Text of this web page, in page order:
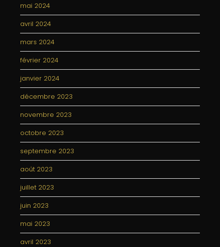
mai 2024
avril 2024
mars 2024
février 2024
janvier 2024
décembre 2023
novembre 2023
octobre 2023
septembre 2023
août 2023
juillet 2023
juin 2023
mai 2023
avril 2023